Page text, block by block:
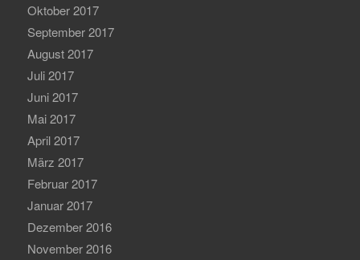
Oktober 2017
September 2017
August 2017
Juli 2017
Juni 2017
Mai 2017
April 2017
März 2017
Februar 2017
Januar 2017
Dezember 2016
November 2016